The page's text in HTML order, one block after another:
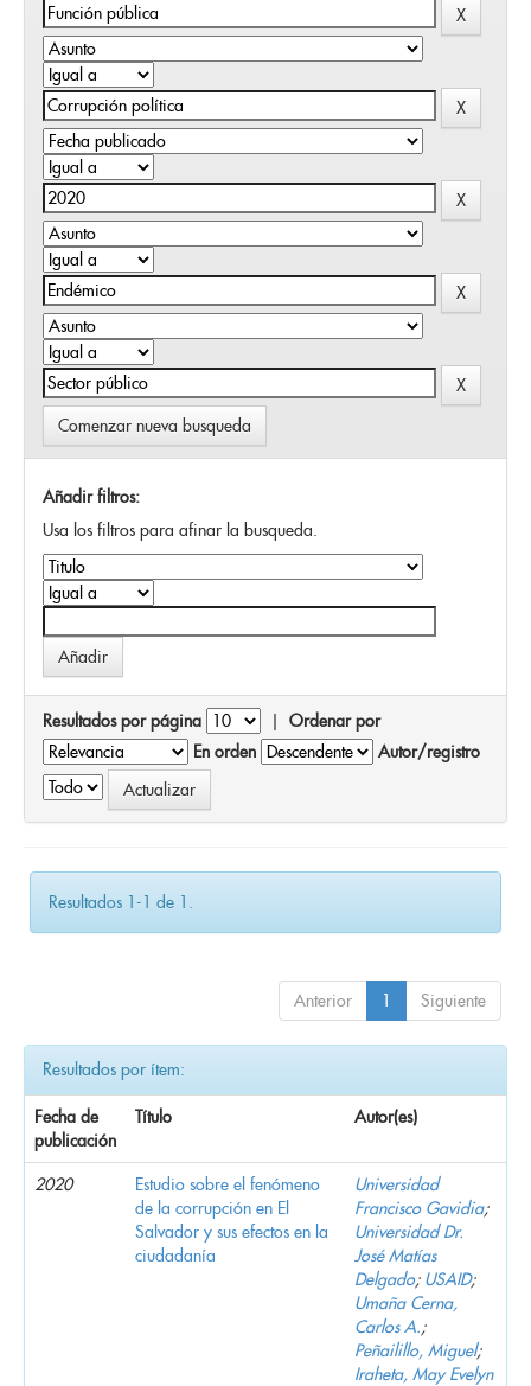
Comenzar nueva busqueda
Añadir filtros:
Usa los filtros para afinar la busqueda.
Resultados por página | Ordenar por
En orden
Autor/registro
Resultados 1-1 de 1.
Anterior 1 Siguiente
Resultados por ítem:
Fecha de
publicación
Título Autor(es)
2020
Estudio sobre el fenómeno
de la corrupción en El
Salvador y sus efectos en la
ciudadanía
Universidad
Francisco Gavidia;
Universidad Dr.
José Matías
Delgado; USAID;
Umaña Cerna,
Carlos A.;
Peñailillo, Miguel;
Iraheta, May Evelyn